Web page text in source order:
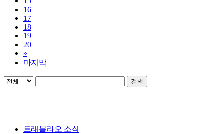
16
17
18
19
20
»
마지막
검색
트래블라오 소식